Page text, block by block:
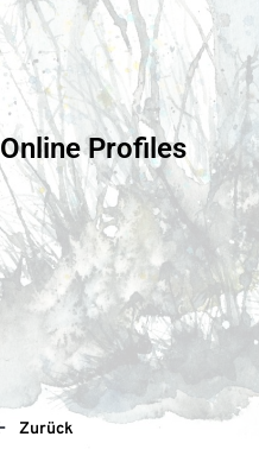
Online Profiles
Zurück